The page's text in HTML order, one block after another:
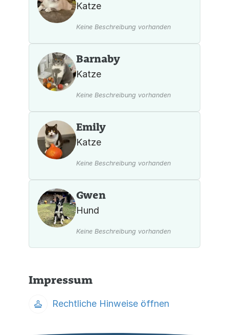
Katze
Keine Beschreibung vorhanden
Barnaby
Katze
Keine Beschreibung vorhanden
Emily
Katze
Keine Beschreibung vorhanden
Gwen
Hund
Keine Beschreibung vorhanden
Impressum
Rechtliche Hinweise öffnen